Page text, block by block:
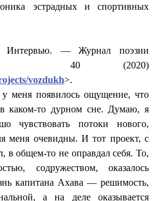
эстрадных и спортивных
— Журнал поэзии
№ 40 (2020)
vozdukh>.
меня появилось ощущение, что
каком-то дурном сне. Думаю, я
чувствовать потоки нового,
меня очевидны. И тот проект, с
в общем-то не оправдал себя. То,
содружеством, оказалось
капитана Ахава — решимость,
а на деле оказывается